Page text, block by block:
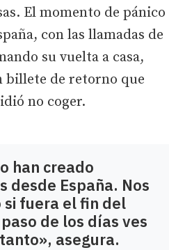
El momento de pánico
con las llamadas de
su vuelta a casa,
billete de retorno que
no coger.
han creado
desde España. Nos
fuera el fin del
de los días ves
asegura.